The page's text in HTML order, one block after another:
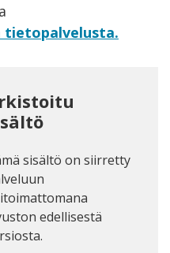
tietopalvelusta.
sisältö on siirretty
edellisestä